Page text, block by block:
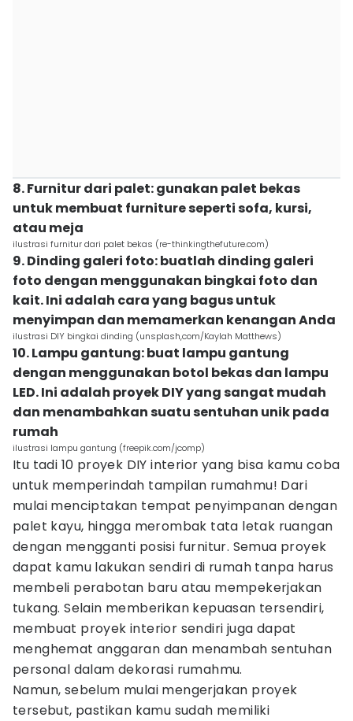
8. Furnitur dari palet: gunakan palet bekas
untuk membuat furniture seperti sofa, kursi,
atau meja
ilustrasi furnitur dari palet bekas (re-thinkingthefuture.com)
9. Dinding galeri foto: buatlah dinding galeri
foto dengan menggunakan bingkai foto dan
kait. Ini adalah cara yang bagus untuk
menyimpan dan memamerkan kenangan Anda
ilustrasi DIY bingkai dinding (unsplash,com/Kaylah Matthews)
10. Lampu gantung: buat lampu gantung
dengan menggunakan botol bekas dan lampu
LED. Ini adalah proyek DIY yang sangat mudah
dan menambahkan suatu sentuhan unik pada
rumah
ilustrasi lampu gantung (freepik.com/jcomp)
Itu tadi 10 proyek DIY interior yang bisa kamu coba
untuk memperindah tampilan rumahmu! Dari
mulai menciptakan tempat penyimpanan dengan
palet kayu, hingga merombak tata letak ruangan
dengan mengganti posisi furnitur. Semua proyek
dapat kamu lakukan sendiri di rumah tanpa harus
membeli perabotan baru atau mempekerjakan
tukang. Selain memberikan kepuasan tersendiri,
membuat proyek interior sendiri juga dapat
menghemat anggaran dan menambah sentuhan
personal dalam dekorasi rumahmu.
Namun, sebelum mulai mengerjakan proyek
tersebut, pastikan kamu sudah memiliki